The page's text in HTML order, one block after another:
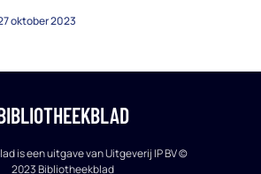
oktober 2023
is een uitgave van Uitgeverij IP BV ©
2023 Bibliotheekblad